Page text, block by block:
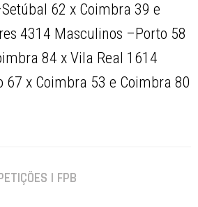
62 x Coimbra 39 e
4314 Masculinos –Porto 58
84 x Vila Real 1614
67 x Coimbra 53 e Coimbra 80
| FPB